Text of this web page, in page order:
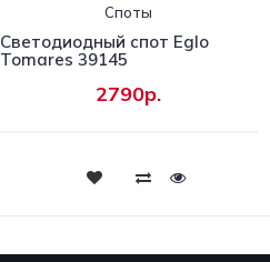
Споты
Светодиодный спот Eglo
Tomares 39145
2790р.
Купить